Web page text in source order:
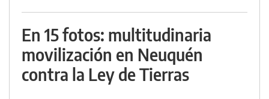
En 15 fotos: multitudinaria
movilización en Neuquén
contra la Ley de Tierras